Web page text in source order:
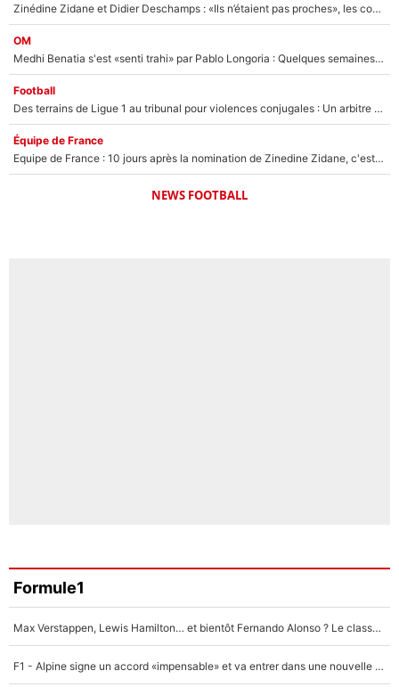
Zinédine Zidane et Didier Deschamps : «Ils n’étaient pas proches», les confidences d’un membre de l’équipe de France 1998 sur leur relation spéciale
OM
Medhi Benatia s'est «senti trahi» par Pablo Longoria : Quelques semaines après son départ, l'ancien directeur de football de l'OM règle ses comptes
Football
Des terrains de Ligue 1 au tribunal pour violences conjugales : Un arbitre français encourt une peine de 18 mois de prison !
Équipe de France
Equipe de France : 10 jours après la nomination de Zinedine Zidane, c'est au tour de son fils de prendre un nouveau départ !
NEWS FOOTBALL
Formule1
Max Verstappen, Lewis Hamilton… et bientôt Fernando Alonso ? Le classement des pilotes les mieux payés en Formule 1 risque de changer !
F1 - Alpine signe un accord «impensable» et va entrer dans une nouvelle dimension : Grande nouvelle pour Pierre Gasly !